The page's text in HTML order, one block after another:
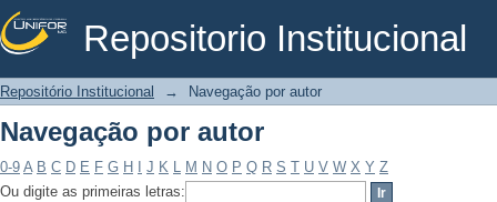
Repositorio Institucional
Navegação por autor
Repositório Institucional → Navegação por autor
Navegação por autor
0-9 A B C D E F G H J K L M N O P Q R S T U V W X Y Z
Ou digite as primeiras letras: